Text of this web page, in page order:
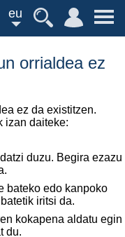
eu
orrialdea ez
ez da existitzen.
izan daiteke:
duzu. Begira ezazu
bateko edo kanpoko
iritsi da.
kokapena aldatu egin
du.